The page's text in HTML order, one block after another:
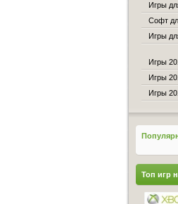
Игры
Софт
Игры
Игры
Игры
Игры
Топ игр